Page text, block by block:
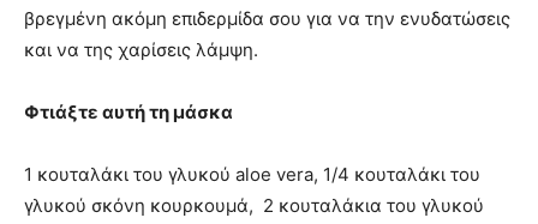
βρεγμένη ακόμη επιδερμίδα σου για να την ενυδατώσεις
και να της χαρίσεις λάμψη.
Φτιάξτε αυτή τη μάσκα
1 κουταλάκι του γλυκού aloe vera, 1/4 κουταλάκι του
γλυκού σκόνη κουρκουμά, 2 κουταλάκια του γλυκού